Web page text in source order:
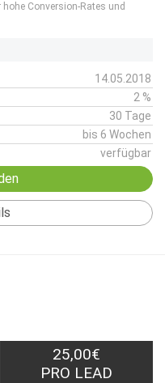
Conversion-Rates und
14.05.2018
2 %
30 Tage
bis 6 Wochen
verfügbar
25,00€
PRO LEAD